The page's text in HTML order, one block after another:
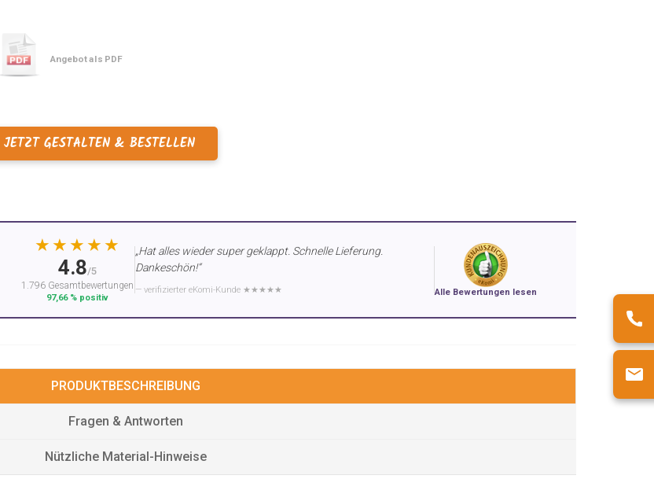
Angebot als PDF
JETZT GESTALTEN & BESTELLEN
★★★★★
4.8/5
1.796 Gesamtbewertungen
97,66 % positiv
„Hat alles wieder super geklappt. Schnelle Lieferung.
Dankeschön!“
— verifizierter eKomi-Kunde ★★★★★ Alle Bewertungen lesen
PRODUKTBESCHREIBUNG
Fragen & Antworten
Nützliche Material-Hinweise